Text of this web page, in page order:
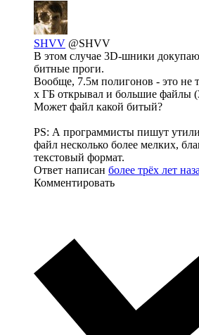
SHVV @SHVV
В этом случае 3D-шники
битные проги.
Вообще, 7.5м полигонов - это не
х ГБ открывал и большие файлы
Может файл какой битый?
PS: А программисты пишут
файл несколько более мелких,
текстовый формат.
Ответ написан более трёх лет
Комментировать